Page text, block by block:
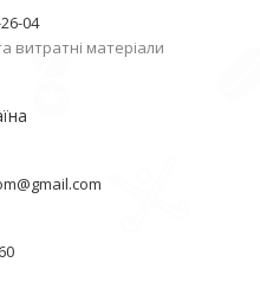
04
витратні матеріали